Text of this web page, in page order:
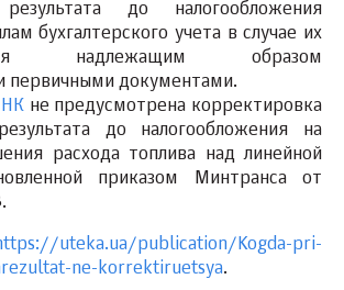
до налогообложения
бухгалтерского учета в случае их
надлежащим образом
документами.
НК не предусмотрена корректировка
до налогообложения на
расхода топлива над линейной
приказом Минтранса от
uteka.ua/publication/Kogda-pri-
ne-korrektiruetsya.